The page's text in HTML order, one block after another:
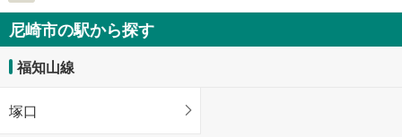
尼崎市の駅から探す
福知山線
塚口